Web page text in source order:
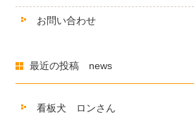
お問い合わせ
最近の投稿 news
看板犬 ロンさん